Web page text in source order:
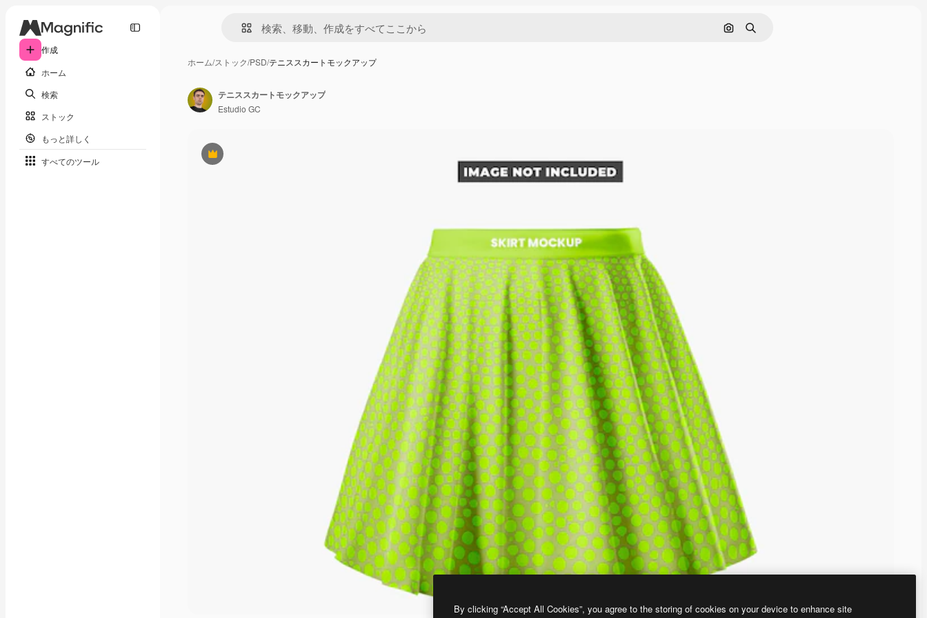
作成
ホーム
検索
ストック
もっと詳しく
すべてのツール
画像で検索
検索
ホーム/ストック/PSD/テニススカートモックアップ
Premium
テニススカートモックアップ
Estudio GC
By clicking “Accept All Cookies”, you agree to the storing of cookies on your device to enhance site